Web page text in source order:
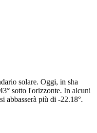
solare. Oggi, in sha
sotto l'orizzonte. In alcuni
abbasserà più di -22.18°.